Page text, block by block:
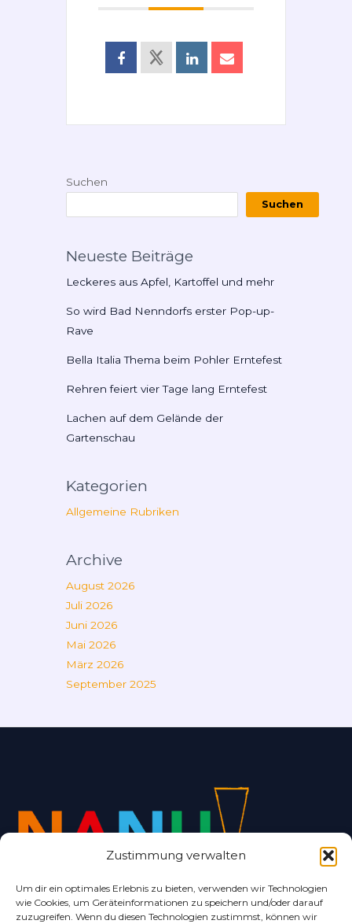
Zustimmung verwalten
Um dir ein optimales Erlebnis zu bieten, verwenden wir Technologien
wie Cookies, um Geräteinformationen zu speichern und/oder darauf
zuzugreifen. Wenn du diesen Technologien zustimmst, können wir
Suchen
Suchen
Neueste Beiträge
Leckeres aus Apfel, Kartoffel und mehr
So wird Bad Nenndorfs erster Pop-up-
Rave
Bella Italia Thema beim Pohler Erntefest
Rehren feiert vier Tage lang Erntefest
Lachen auf dem Gelände der
Gartenschau
Kategorien
Allgemeine Rubriken
Archive
August 2026
Juli 2026
Juni 2026
Mai 2026
März 2026
September 2025
Alles rund um Bad Nenndorf und Umgebung.